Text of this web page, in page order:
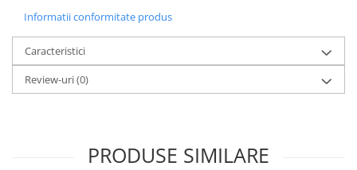
Informatii conformitate produs
Caracteristici
Review-uri(0)
PRODUSE SIMILARE